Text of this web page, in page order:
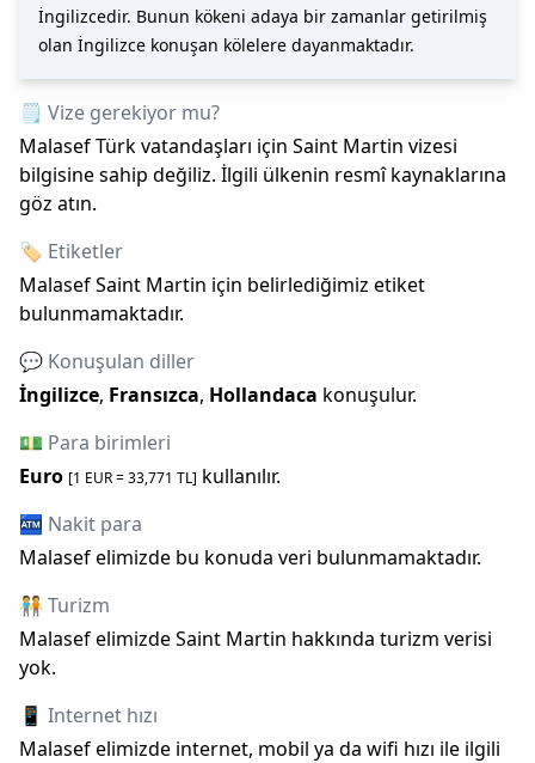
İngilizcedir. Bunun kökeni adaya bir zamanlar getirilmiş
olan İngilizce konuşan kölelere dayanmaktadır.
🗒️ Vize gerekiyor mu?
Malasef Türk vatandaşları için Saint Martin vizesi
bilgisine sahip değiliz. İlgili ülkenin resmî kaynaklarına
göz atın.
🏷️ Etiketler
MalasefSaint Martin için belirlediğimiz etiket
bulunmamaktadır.
💬 Konuşulan diller
İngilizce, Fransızca, Hollandaca konuşulur.
💵 Para birimleri
Euro [1 EUR=33,771 TL] kullanılır.
🏧 Nakit para
Malasef elimizde bu konuda veri bulunmamaktadır.
🧑‍🤝‍🧑 Turizm
Malasef elimizdeSaint Martin hakkında turizm verisi
yok.
📱 Internet hızı
Malasef elimizde internet, mobil ya da wifi hızı ile ilgili